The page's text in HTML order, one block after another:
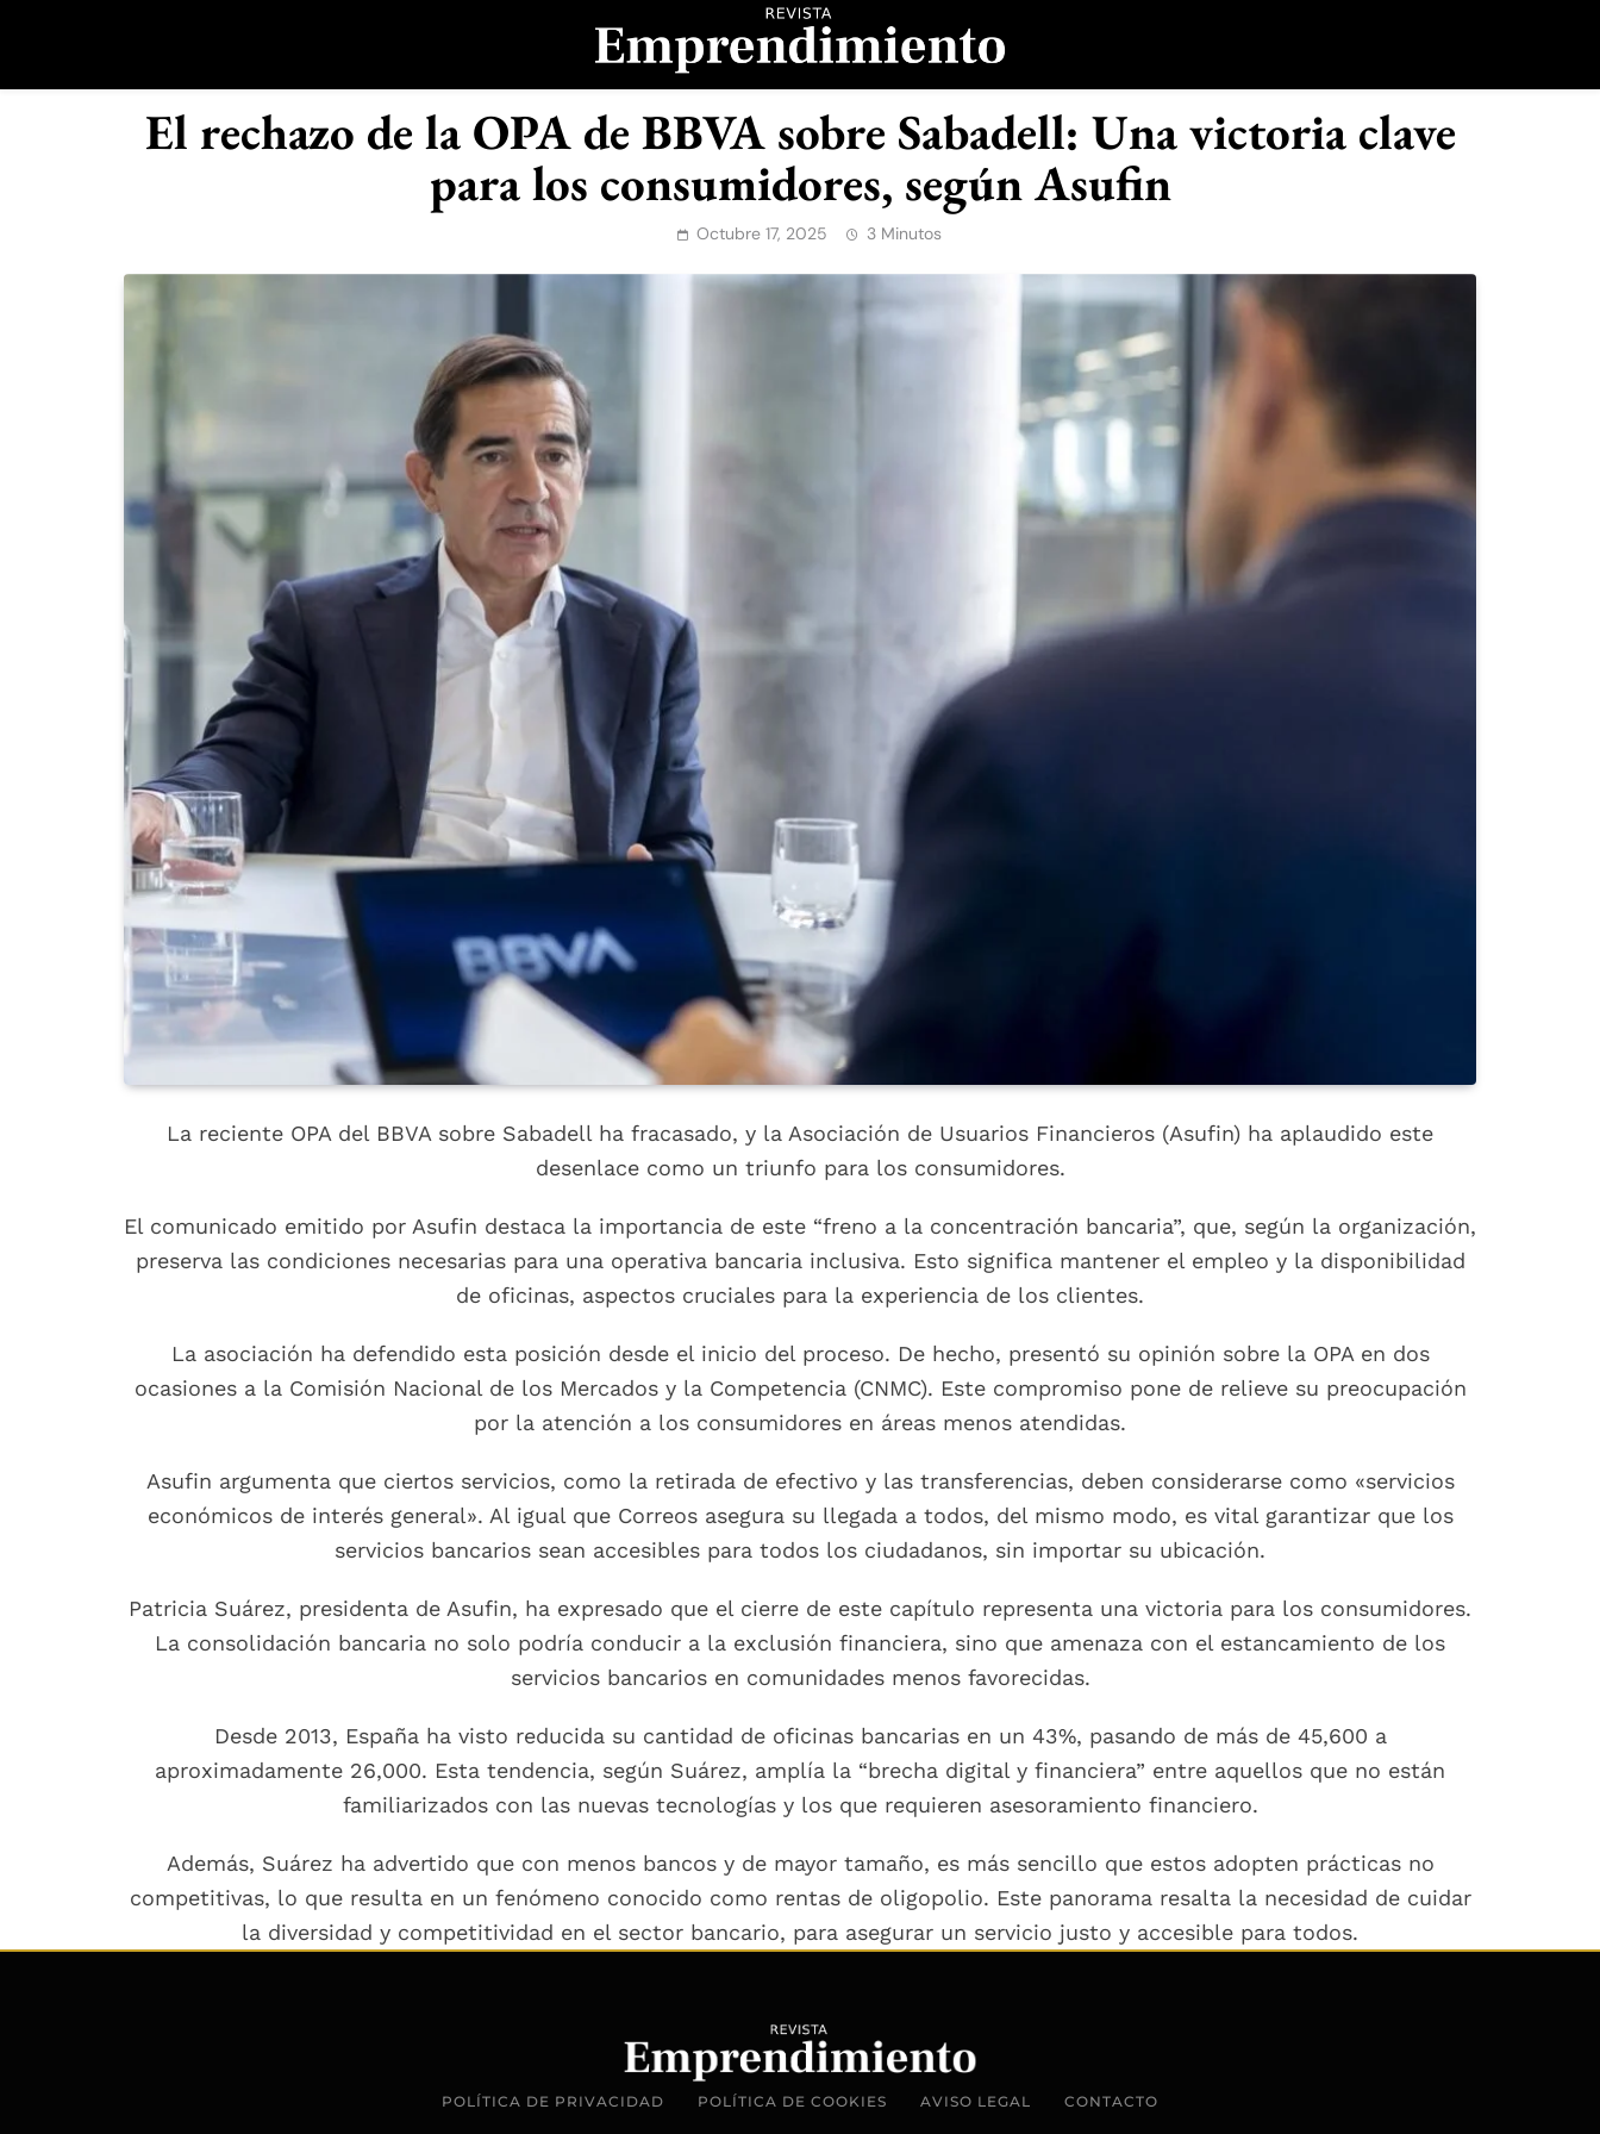
Revista Emprendimiento
El rechazo de la OPA de BBVA sobre Sabadell: Una victoria clave
para los consumidores, según Asufin
Octubre 17, 2025 3 Minutos
La reciente OPA del BBVA sobre Sabadell ha fracasado, y la Asociación de Usuarios Financieros (Asufin) ha aplaudido este
desenlace como un triunfo para los consumidores.
El comunicado emitido por Asufin destaca la importancia de este “freno a la concentración bancaria”, que, según la organización,
preserva las condiciones necesarias para una operativa bancaria inclusiva. Esto significa mantener el empleo y la disponibilidad
de oficinas, aspectos cruciales para la experiencia de los clientes.
La asociación ha defendido esta posición desde el inicio del proceso. De hecho, presentó su opinión sobre la OPA en dos
ocasiones a la Comisión Nacional de los Mercados y la Competencia (CNMC). Este compromiso pone de relieve su preocupación
por la atención a los consumidores en áreas menos atendidas.
Asufin argumenta que ciertos servicios, como la retirada de efectivo y las transferencias, deben considerarse como «servicios
económicos de interés general». Al igual que Correos asegura su llegada a todos, del mismo modo, es vital garantizar que los
servicios bancarios sean accesibles para todos los ciudadanos, sin importar su ubicación.
Patricia Suárez, presidenta de Asufin, ha expresado que el cierre de este capítulo representa una victoria para los consumidores.
La consolidación bancaria no solo podría conducir a la exclusión financiera, sino que amenaza con el estancamiento de los
servicios bancarios en comunidades menos favorecidas.
Desde 2013, España ha visto reducida su cantidad de oficinas bancarias en un 43%, pasando de más de 45,600 a
aproximadamente 26,000. Esta tendencia, según Suárez, amplía la “brecha digital y financiera” entre aquellos que no están
familiarizados con las nuevas tecnologías y los que requieren asesoramiento financiero.
Además, Suárez ha advertido que con menos bancos y de mayor tamaño, es más sencillo que estos adopten prácticas no
competitivas, lo que resulta en un fenómeno conocido como rentas de oligopolio. Este panorama resalta la necesidad de cuidar
la diversidad y competitividad en el sector bancario, para asegurar un servicio justo y accesible para todos.
POLÍTICA DE PRIVACIDAD POLÍTICA DE COOKIES AVISO LEGAL CONTACTO